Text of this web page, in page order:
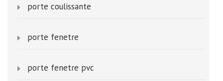
porte coulissante
porte fenetre
porte fenetre pvc